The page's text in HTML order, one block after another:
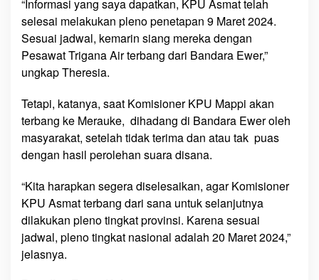
“Informasi yang saya dapatkan, KPU Asmat telah
selesai melakukan pleno penetapan 9 Maret 2024.
Sesuai jadwal, kemarin siang mereka dengan
Pesawat Trigana Air terbang dari Bandara Ewer,”
ungkap Theresia.
Tetapi, katanya, saat Komisioner KPU Mappi akan
terbang ke Merauke, dihadang di Bandara Ewer oleh
masyarakat, setelah tidak terima dan atau tak puas
dengan hasil perolehan suara disana.
“Kita harapkan segera diselesaikan, agar Komisioner
KPU Asmat terbang dari sana untuk selanjutnya
dilakukan pleno tingkat provinsi. Karena sesuai
jadwal, pleno tingkat nasional adalah 20 Maret 2024,”
jelasnya.